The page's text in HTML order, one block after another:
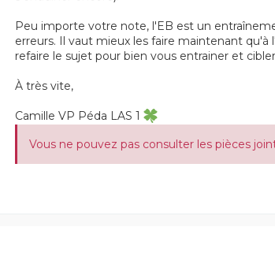
Peu importe votre note, l'EB est un
erreurs. Il vaut mieux les faire maintenant qu'à
refaire le sujet pour bien vous entrainer et
À très vite,
Camille VP Péda LAS 1
Vous ne pouvez pas consulter les pièces